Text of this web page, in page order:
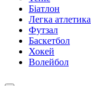
Біатлон
Легка атлетика
Футзал
Баскетбол
Хокей
Волейбол